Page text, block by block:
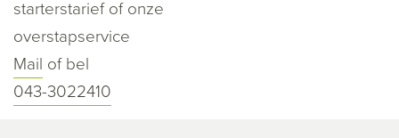
starterstarief of onze
overstapservice
Mail of bel
043-3022410